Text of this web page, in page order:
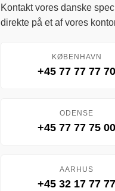
Kontakt vores danske
direkte på et af vores
KØBENHAVN
+45 77 77 77 70
ODENSE
+45 77 77 75 00
AARHUS
+45 32 17 77 77